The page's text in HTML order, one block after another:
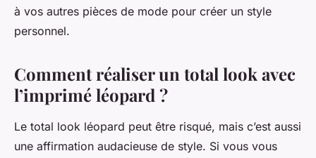
à vos autres pièces de mode pour créer un style
personnel.
Comment réaliser un total look avec
l’imprimé léopard ?
Le total look léopard peut être risqué, mais c’est aussi
une affirmation audacieuse de style. Si vous vous